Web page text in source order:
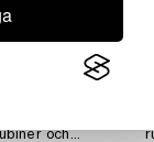
och